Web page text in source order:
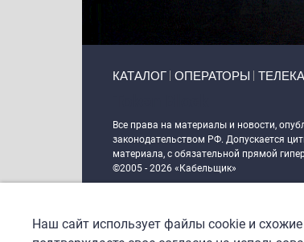
КАТАЛОГ ОПЕРАТОРЫ
Все права на материалы и новости,
законодательством РФ. Допускается
материала, с обязательной прямой
©2005 - 2026 «Кабельщик»
DrupalCoder — поддержка сайта c 2017
Наш сайт использует файлы cookie и